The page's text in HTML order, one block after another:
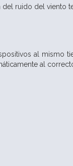
ruido del viento
al mismo
al